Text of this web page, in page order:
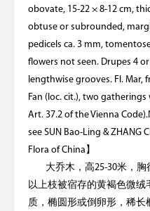
obovate, 15-22 × 8-12 cm,
obtuse or subrounded,
pedicels ca. 3 mm,
flowers not seen. Drupes 4
lengthwise grooves. Fl. Mar,
Fan (loc. cit.), two
Art. 37.2 of the Vienna
see SUN Bao-Ling & ZHANG
Flora of China】
大乔木，高25-30米，
以上枝被宿存的黄褐色微
质，椭圆形或倒卵形，稀长